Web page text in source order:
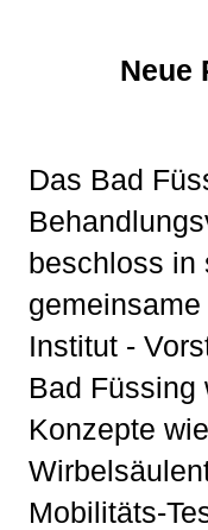
Neue
Das Bad
beschloss in
Institut -
Bad Füssing
Konzepte
Mobilitäts-